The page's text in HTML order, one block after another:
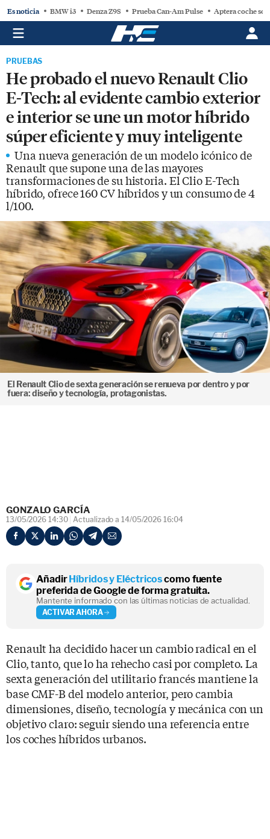
Es noticia BMW i3 Denza Z9S Prueba Can-Am Pulse Aptera coche
PRUEBAS
He probado el nuevo Renault Clio
E-Tech: al evidente cambio exterior
e interior se une un motor híbrido
súper eficiente y muy inteligente
Una nueva generación de un modelo icónico de
Renault que supone una de las mayores
transformaciones de su historia. El Clio E-Tech
híbrido, ofrece 160 CV híbridos y un consumo de 4
l/100.
El Renault Clio de sexta generación se renueva por dentro y por
fuera: diseño y tecnología, protagonistas.
GONZALO GARCÍA
13/05/2026 14:30 Actualizado a 14/05/2026 16:04
AñadirHíbridos y Eléctricoscomo fuente
preferida de Google de forma gratuita.
Mantente informado con las últimas noticias de actualidad.
ACTIVAR AHORA
Renault ha decidido hacer un cambio radical en el
Clio, tanto, que lo ha rehecho casi por completo. La
sexta generación del utilitario francés mantiene la
base CMF-B del modelo anterior, pero cambia
dimensiones, diseño, tecnología y mecánica con un
objetivo claro: seguir siendo una referencia entre
los coches híbridos urbanos.